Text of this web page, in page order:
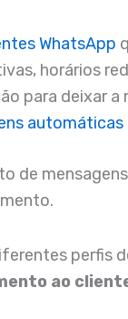
WhatsApp
horários
para deixar
automáticas
de
perfis
ao